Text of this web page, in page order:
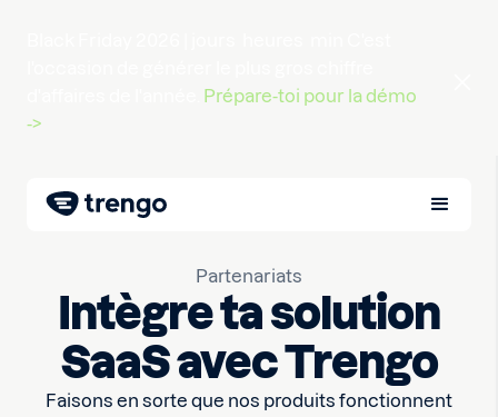
Prépare-toi pour la démo
->
Partenariats
Intègre ta solution
SaaS avec Trengo
Faisons en sorte que nos produits fonctionnent